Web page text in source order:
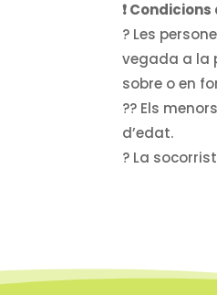
❗
? Les
vegada a la
sobre o en
?‍? Els
d’edat.
? La